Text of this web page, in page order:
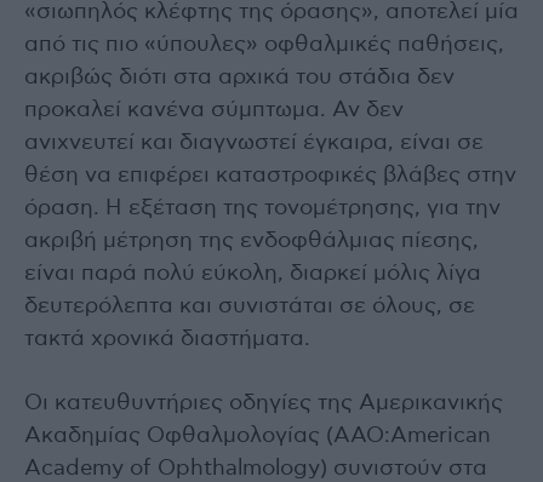
«σιωπηλός κλέφτης της όρασης», αποτελεί μία
από τις πιο «ύπουλες» οφθαλμικές παθήσεις,
ακριβώς διότι στα αρχικά του στάδια δεν
προκαλεί κανένα σύμπτωμα. Αν δεν
ανιχνευτεί και διαγνωστεί έγκαιρα, είναι σε
θέση να επιφέρει καταστροφικές βλάβες στην
όραση. Η εξέταση της τονομέτρησης, για την
ακριβή μέτρηση της ενδοφθάλμιας πίεσης,
είναι παρά πολύ εύκολη, διαρκεί μόλις λίγα
δευτερόλεπτα και συνιστάται σε όλους, σε
τακτά χρονικά διαστήματα.
Οι κατευθυντήριες οδηγίες της Αμερικανικής
Ακαδημίας Οφθαλμολογίας (ΑΑΟ:American
Academy of Ophthalmology) συνιστούν στα